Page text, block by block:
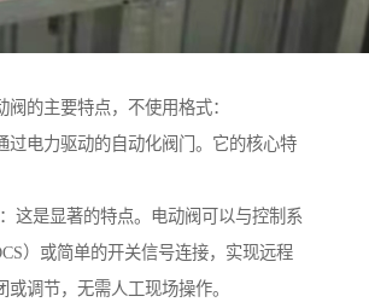
阀的主要特点，不使用格式：
过电力驱动的自动化阀门。它的核心特
这是显著的特点。电动阀可以与控制系
）或简单的开关信号连接，实现远程
或调节，无需人工现场操作。